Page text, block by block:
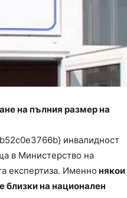
на пълния размер на
инвалидност
в Министерство на
експертиза. Именно някои
близки на национален